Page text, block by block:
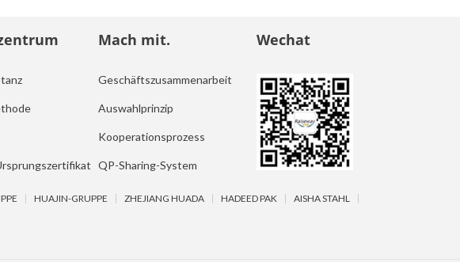
Mach mit.
Geschäftszusammenarbeit
Auswahlprinzip
Kooperationsprozess
QP-Sharing-System
Wechat
HUAJIN-GRUPPE ZHEJIANG HUADA HADEED PAK
AISHA STAHL